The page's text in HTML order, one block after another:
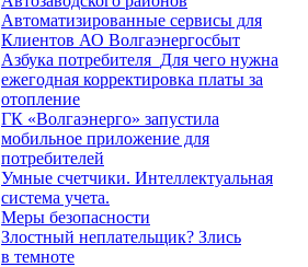
Автоматизированные сервисы для
Клиентов АО Волгаэнергосбыт
Азбука потребителя_Для чего нужна
ежегодная корректировка платы за
отопление
ГК «Волгаэнерго» запустила
мобильное приложение для
потребителей
Умные счетчики. Интеллектуальная
система учета.
Меры безопасности
Злостный неплательщик? Злись
в темноте